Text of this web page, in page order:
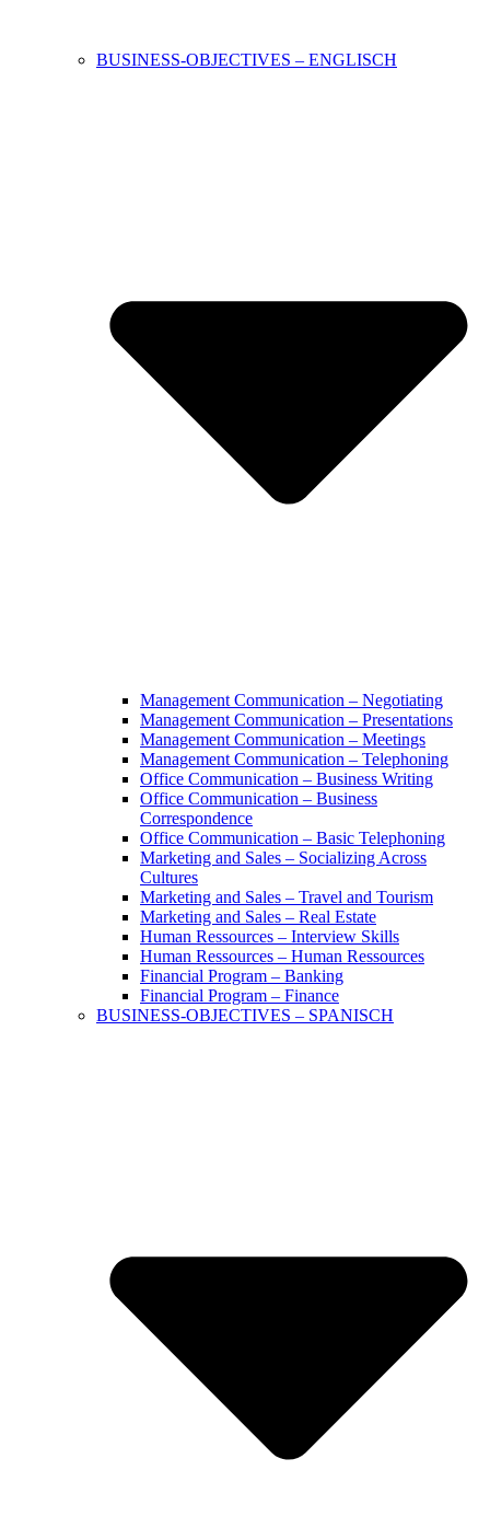
BUSINESS-OBJECTIVES – ENGLISCH
Management Communication – Negotiating
Management Communication – Presentations
Management Communication – Meetings
Management Communication – Telephoning
Office Communication – Business Writing
Office Communication – Business
Correspondence
Office Communication – Basic Telephoning
Marketing and Sales – Socializing Across
Cultures
Marketing and Sales – Travel and Tourism
Marketing and Sales – Real Estate
Human Ressources – Interview Skills
Human Ressources – Human Ressources
Financial Program – Banking
Financial Program – Finance
BUSINESS-OBJECTIVES – SPANISCH